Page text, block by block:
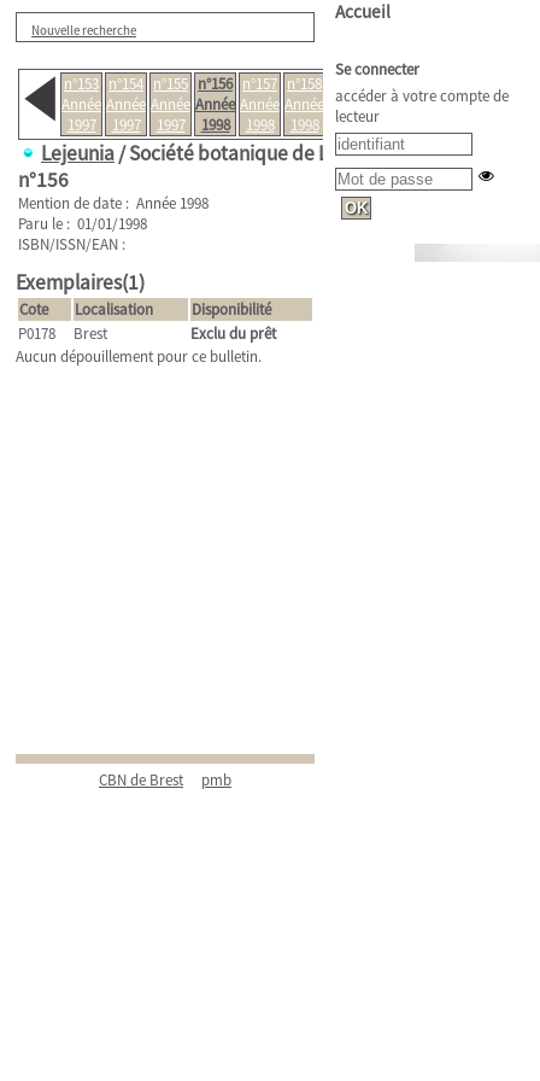
Nouvelle recherche
n°153
Année
1997
n°154
Année
1997
n°155
Année
1997
n°156
Année
1998
n°157
Année
1998
n°158
Année
1998
n°159
Année
1999
Lejeunia/ Société botanique de Liège .
n°156
Mention de date : Année 1998
Paru le : 01/01/1998
ISBN/ISSN/EAN :
Exemplaires(1)
Cote Localisation
Disponibilité
P0178
Brest
Exclu du prêt
Aucun dépouillement pour ce bulletin.
CBN de Brest pmb
Accueil
Se connecter
accéder à votre compte de
lecteur